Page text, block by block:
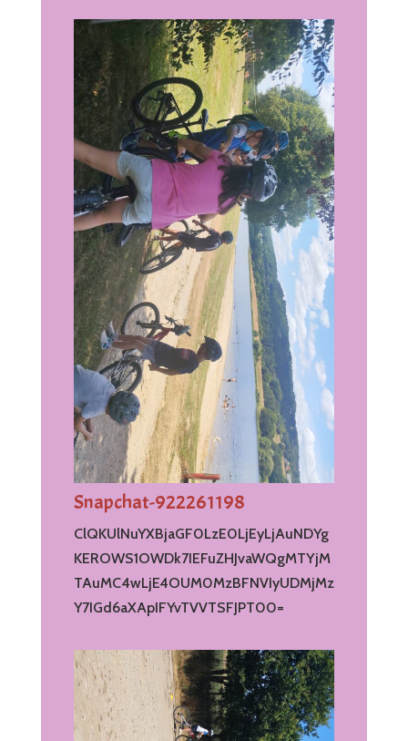
Snapchat-922261198
ClQKUlNuYXBjaGF0LzE0LjEyLjAuNDYg
KEROWS1OWDk7IEFuZHJvaWQgMTYjM
TAuMC4wLjE4OUM0MzBFNVIyUDMjMz
Y7IGd6aXApIFYvTVVTSFJPT00=